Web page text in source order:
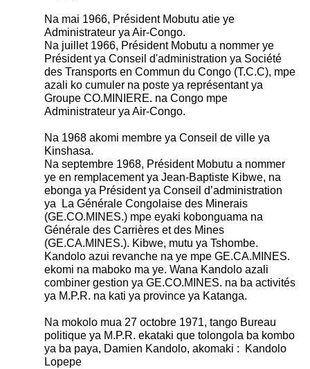
Na mai 1966, Président Mobutu atie ye
Administrateur ya Air-Congo.
Na juillet 1966, Président Mobutu a nommer ye
Président ya Conseil d'administration ya Société
des Transports en Commun du Congo (T.C.C), mpe
azali ko cumuler na poste ya représentant ya
Groupe CO.MINIERE. na Congo mpe
Administrateur ya Air-Congo.
Na 1968 akomi membre ya Conseil de ville ya
Kinshasa.
Na septembre 1968, Président Mobutu a nommer
ye en remplacement ya Jean-Baptiste Kibwe, na
ebonga ya Président ya Conseil d’administration
ya La Générale Congolaise des Minerais
(GE.CO.MINES.) mpe eyaki kobonguama na
Générale des Carrières et des Mines
(GE.CA.MINES.). Kibwe, mutu ya Tshombe.
Kandolo azui revanche na ye mpe GE.CA.MINES.
ekomi na maboko ma ye. Wana Kandolo azali
combiner gestion ya GE.CO.MINES. na ba activités
ya M.P.R. na kati ya province ya Katanga.
Na mokolo mua 27 octobre 1971, tango Bureau
politique ya M.P.R. ekataki que tolongola ba kombo
ya ba paya, Damien Kandolo, akomaki : Kandolo
Lopepe